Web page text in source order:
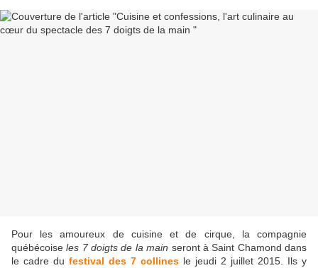
Pour les amoureux de cuisine et de cirque, la compagnie
québécoise les 7 doigts de la main seront à Saint Chamond dans
le cadre du festival des 7 collines le jeudi 2 juillet 2015. Ils y